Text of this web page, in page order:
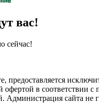
вас!
сейчас!
предоставляется
в соответствии
Администрация сайта не